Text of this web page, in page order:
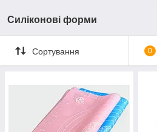
Силіконові форми
Сортування 0